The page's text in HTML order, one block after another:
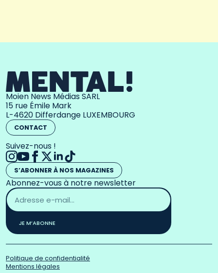
Moien News Médias SARL
15 rue Émile Mark
L-4620 Differdange LUXEMBOURG
CONTACT
Suivez-nous !
S’ABONNER À NOS MAGAZINES
Abonnez-vous à notre newsletter
Adresse
email
*
JE M’ABONNE
Politique de confidentialité
Mentions légales